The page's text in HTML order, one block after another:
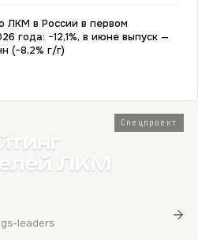
ЛКМ в России в первом
года: −12,1%, в июне выпуск —
(−8,2% г/г)
Спецпроект
ЛКМ
leaders